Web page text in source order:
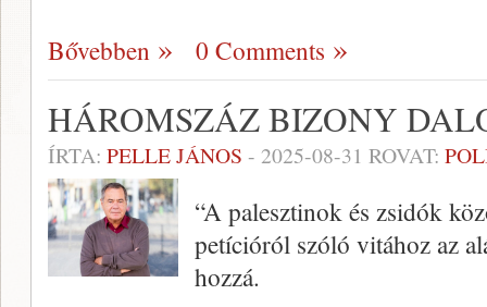
Bővebben 0 Comments
HÁROMSZÁZ BIZONY
ÍRTA: PELLE JÁNOS - 2025-08-31 ROVAT:
“A palesztinok és zsidók
petícióról szóló vitához az
hozzá.